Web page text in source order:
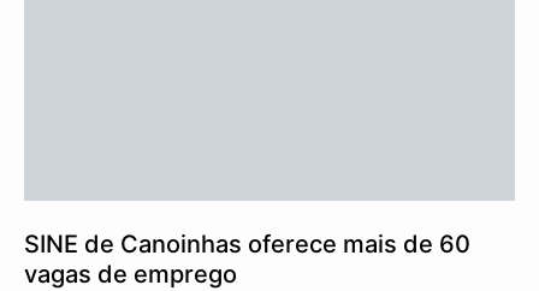
SINE de Canoinhas oferece mais de 60
vagas de emprego